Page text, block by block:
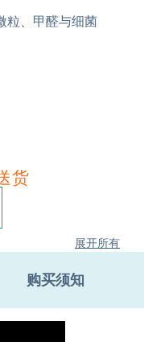
粒、甲醛与细菌
货
展开所有
购买须知